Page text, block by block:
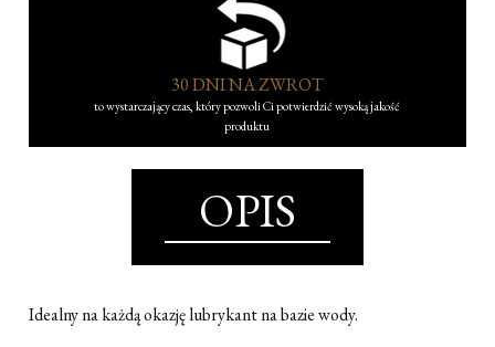
30 DNI NA ZWROT
to wystarczający czas, który pozwoli Ci potwierdzić wysoką jakość
produktu
OPIS
Idealny na każdą okazję lubrykant na bazie wody.